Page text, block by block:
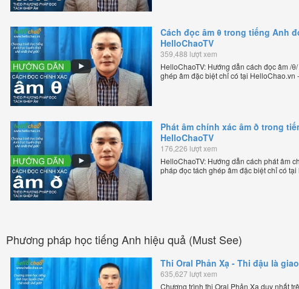
Cách đọc âm θ trong tiếng Anh
HelloChaoTV
359,488 lượt xem
HelloChaoTV: Hướng dẫn cách đọc âm /
ghép âm đặc biệt chỉ có tại
Phát âm chính xác âm ð trong
HelloChaoTV
176,226 lượt xem
HelloChaoTV: Hướng dẫn cách phát âm
pháp đọc tách ghép âm đặc biệt chỉ có
Phương pháp học tiếng Anh hiệu quả (Must See)
Thi Oral Phản Xạ - Thi đậu là
635,627 lượt xem
Chương trình thi Oral Phản Xạ duy nhất